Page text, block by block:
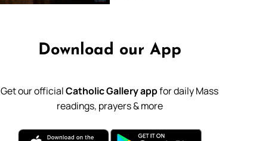
Download our App
Get our officialCatholic Gallery appfor daily Mass
readings, prayers & more